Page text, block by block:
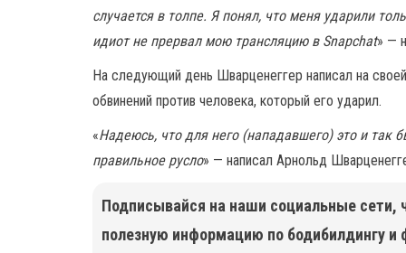
случается в толпе. Я понял, что меня ударили
идиот не прервал мою трансляцию в Snapchat» —
На следующий день Шварценеггер написал на
обвинений против человека, который его ударил.
«Надеюсь, что для него (нападавшего) это и
правильное русло» — написал Арнольд
Подписывайся на наши социальные
полезную информацию по бодибилдингу и